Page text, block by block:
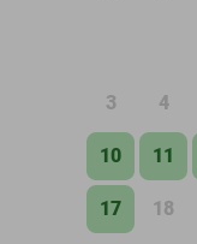
3 4
10 11
17 18